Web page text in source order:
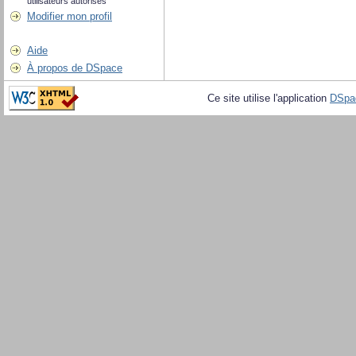
Modifier mon profil
Aide
À propos de DSpace
Ce site utilise l'application